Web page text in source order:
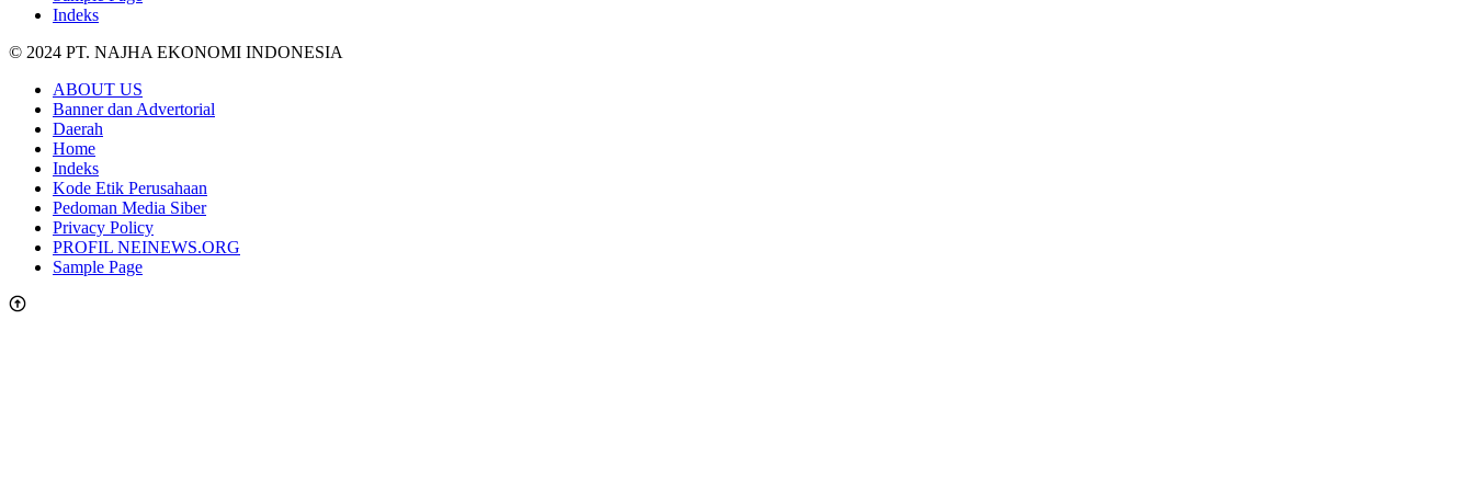
Indeks
© 2024 PT. NAJHA EKONOMI INDONESIA
ABOUT US
Banner dan Advertorial
Daerah
Home
Indeks
Kode Etik Perusahaan
Pedoman Media Siber
Privacy Policy
PROFIL NEINEWS.ORG
Sample Page